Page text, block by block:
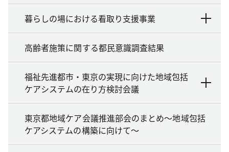
暮らしの場における看取り支援事業
高齢者施策に関する都民意識調査結果
福祉先進都市・東京の実現に向けた地域包括
ケアシステムの在り方検討会議
東京都地域ケア会議推進部会のまとめ～地域包括
ケアシステムの構築に向けて～